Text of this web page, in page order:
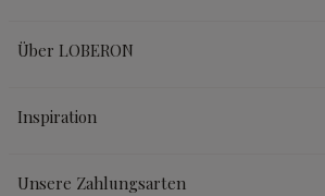
Über LOBERON
Inspiration
Unsere Zahlungsarten